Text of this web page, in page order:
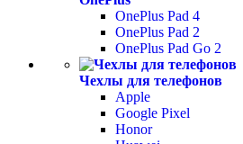
OnePlus Pad 4
OnePlus Pad 2
OnePlus Pad Go 2
Чехлы для телефонов
Apple
Google Pixel
Honor